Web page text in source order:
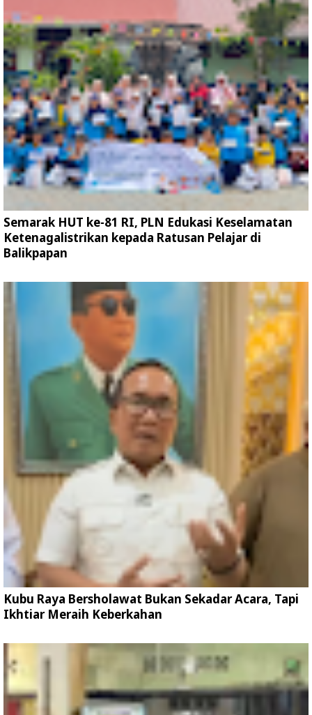
Semarak HUT ke-81 RI, PLN Edukasi Keselamatan
Ketenagalistrikan kepada Ratusan Pelajar di
Balikpapan
Kubu Raya Bersholawat Bukan Sekadar Acara, Tapi
Ikhtiar Meraih Keberkahan